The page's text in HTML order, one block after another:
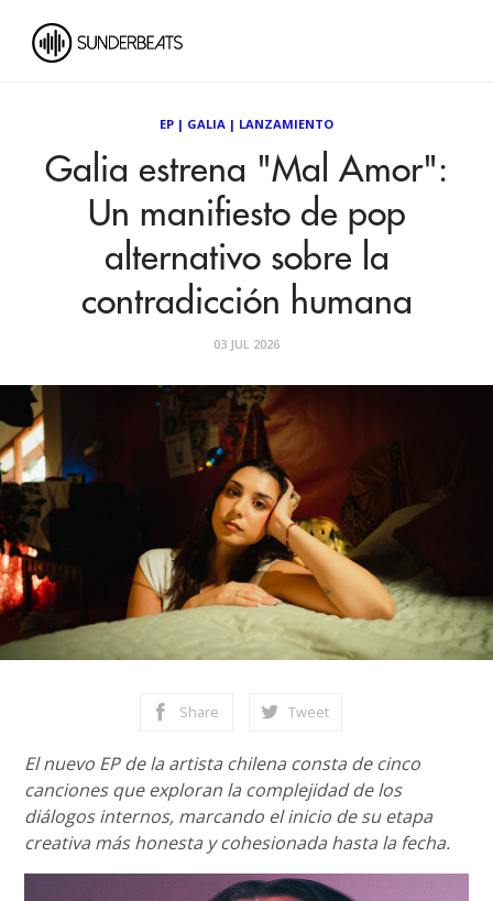
EP | GALIA | LANZAMIENTO
Galia estrena "Mal Amor":
Un manifiesto de pop
alternativo sobre la
contradicción humana
03 JUL 2026
Share Tweet
El nuevo EP de la artista chilena consta de cinco
canciones que exploran la complejidad de los
diálogos internos, marcando el inicio de su etapa
creativa más honesta y cohesionada hasta la fecha.